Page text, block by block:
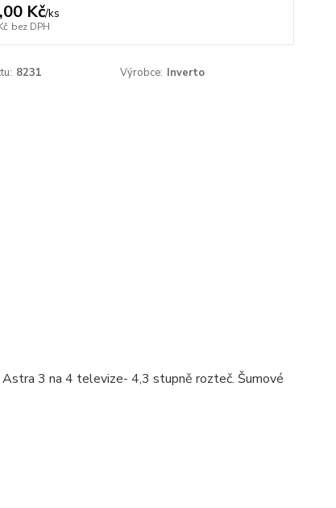
Kč/ks
bez DPH
8231 Výrobce: Inverto
3 na 4 televize- 4,3 stupně rozteč. Šumové